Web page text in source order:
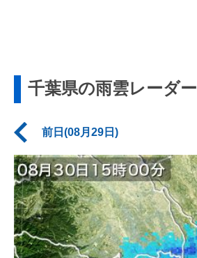
千葉県の雨雲レーダー
前日(08月29日)